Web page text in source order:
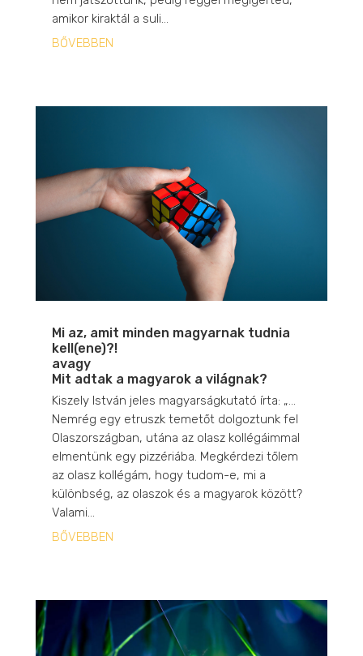
amikor kiraktál a suli...
BŐVEBBEN
Mi az, amit minden magyarnak tudnia
kell(ene)?!
avagy
Mit adtak a magyarok a világnak?
Kiszely István jeles magyarságkutató írta: „…
Nemrég egy etruszk temetőt dolgoztunk fel
Olaszországban, utána az olasz kollégáimmal
elmentünk egy pizzériába. Megkérdezi tőlem
az olasz kollégám, hogy tudom-e, mi a
különbség, az olaszok és a magyarok között?
Valami...
BŐVEBBEN